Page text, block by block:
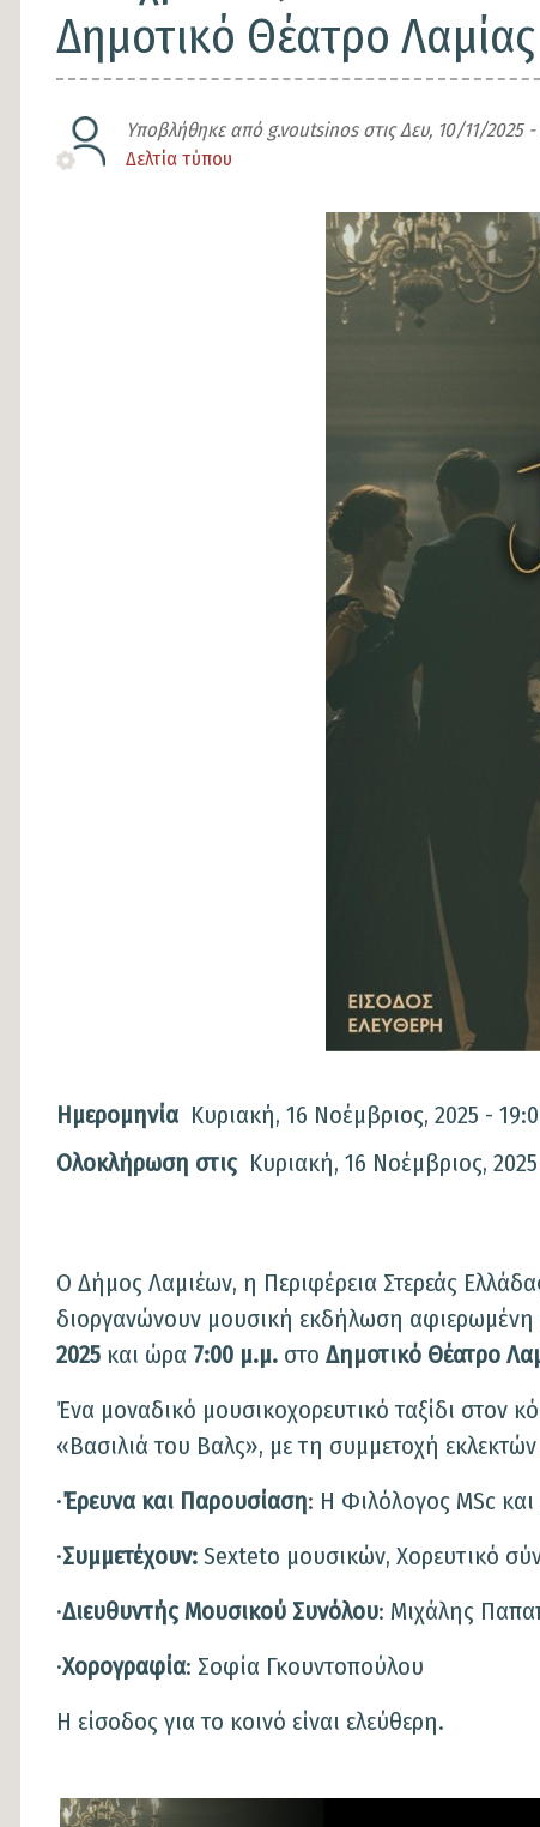
Δημοτικό Θέατρο Λαμίας
Υποβλήθηκε από g.voutsinosστιςΔευ, 10/11/2025 -
Είδος
Δελτία τύπου
Ημερομηνία Κυριακή, 16 Νοέμβριος, 2025 -
Ολοκλήρωση στις Κυριακή, 16 Νοέμβριος,
Ο Δήμος Λαμιέων, η Περιφέρεια Στερεάς
διοργανώνουν μουσική εκδήλωση αφιερωμένη
2025 και ώρα 7:00 μ.μ. στο Δημοτικό Θέατρο
Ένα μοναδικό μουσικοχορευτικό ταξίδι στον
«Βασιλιά του Βαλς», με τη συμμετοχή εκλεκτών
·Έρευνα και Παρουσίαση: Η Φιλόλογος MSc
·Συμμετέχουν: Sexteto μουσικών, Χορευτικό
·Διευθυντής Μουσικού Συνόλου: Μιχάλης
·Χορογραφία: Σοφία Γκουντοπούλου
Η είσοδος για το κοινό είναι ελεύθερη.
Φωτογραφίες